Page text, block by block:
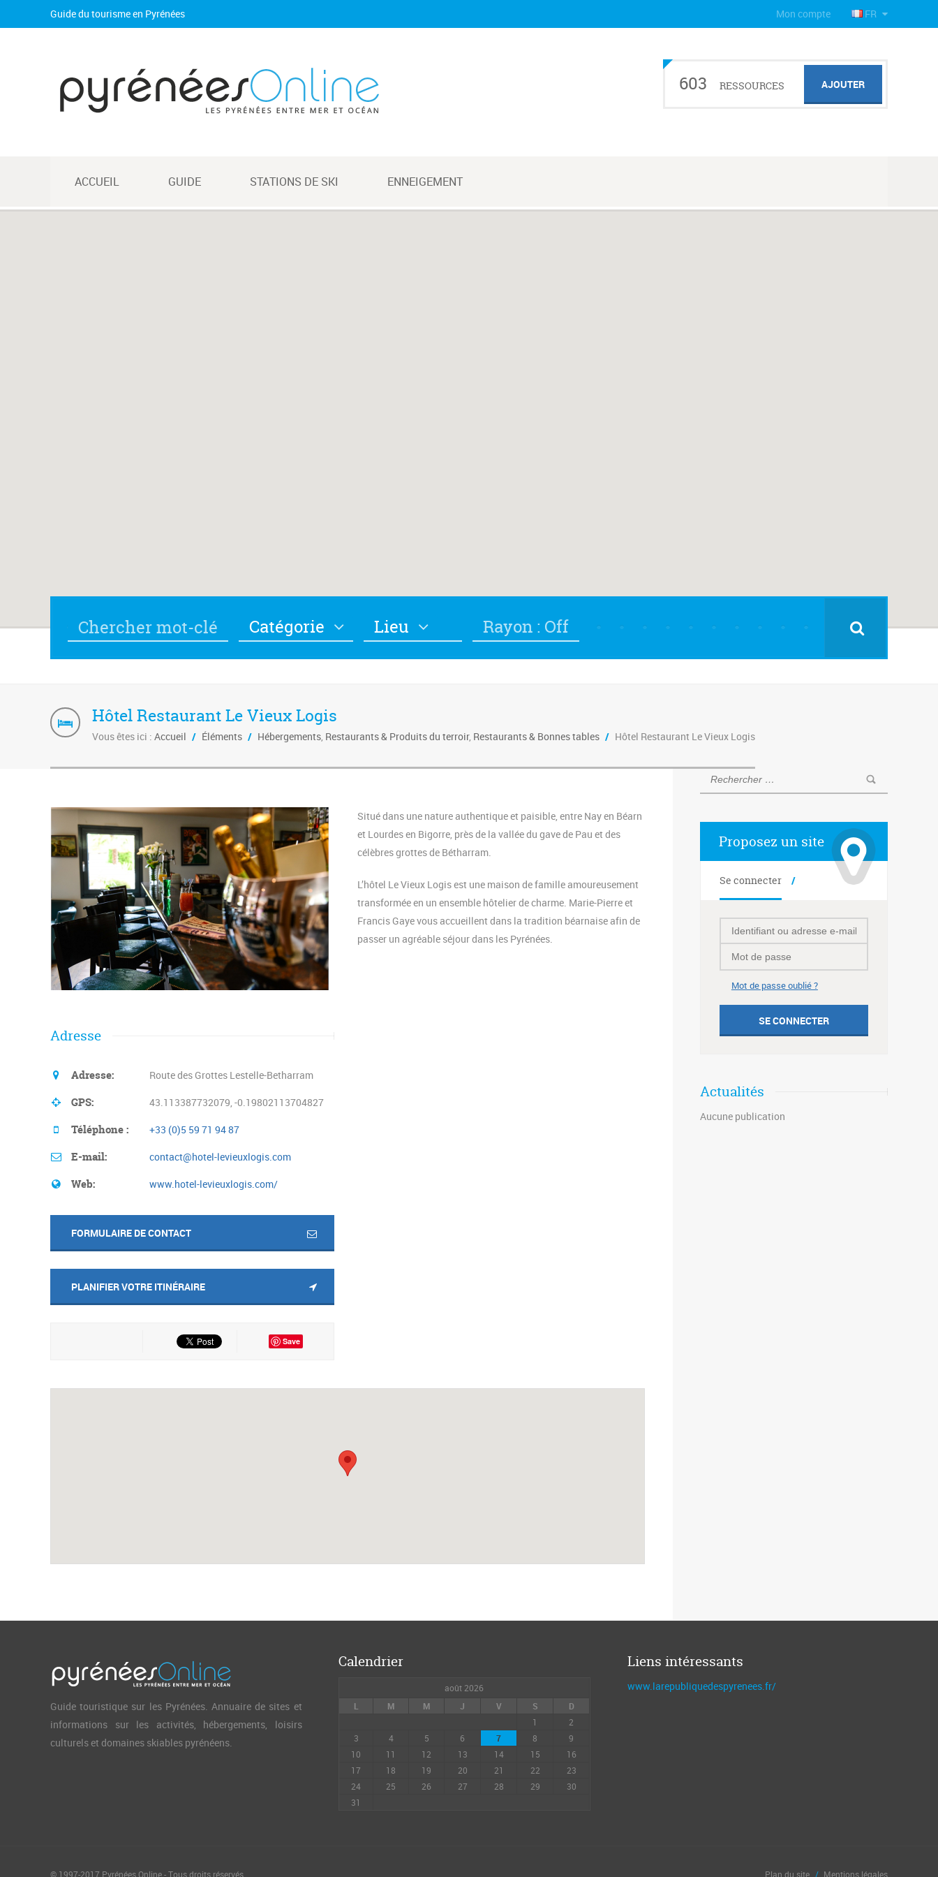
Guide du tourisme en Pyrénées FR
Mon compte
603 RESSOURCES AJOUTER
ACCUEIL GUIDE STATIONS DE SKI ENNEIGEMENT
Catégorie Lieu Rayon : Off
Hôtel Restaurant Le Vieux Logis
Vous êtes ici : Accueil / Éléments / Hébergements, Restaurants & Produits du terroir, Restaurants & Bonnes tables / Hôtel Restaurant Le Vieux Logis
Situé dans une nature authentique et paisible, entre Nay en Béarn
et Lourdes en Bigorre, près de la vallée du gave de Pau et des
célèbres grottes de Bétharram.
L’hôtel Le Vieux Logis est une maison de famille amoureusement
transformée en un ensemble hôtelier de charme. Marie-Pierre et
Francis Gaye vous accueillent dans la tradition béarnaise afin de
passer un agréable séjour dans les Pyrénées.
Adresse
Adresse: Route des Grottes Lestelle-Betharram
GPS: 43.113387732079, -0.19802113704827
Téléphone : +33 (0)5 59 71 94 87
E-mail: contact@hotel-levieuxlogis.com
Web: www.hotel-levieuxlogis.com/
FORMULAIRE DE CONTACT
PLANIFIER VOTRE ITINÉRAIRE
Save
Proposez un site
Se connecter
Mot de passe oublié ?
Actualités
Aucune publication
Guide touristique sur les Pyrénées. Annuaire de sites et
informations sur les activités, hébergements, loisirs
culturels et domaines skiables pyrénéens.
Calendrier
août 2026
L
M M J V S
D
1
2
3
4 5 6 7 8
9
10
11 12 13 14 15
16
17
18 19 20 21 22
23
24
25 26 27 28 29
30
31
Liens intéressants
www.larepubliquedespyrenees.fr/
Plan du site Mentions légales
© 1997-2017 Pyrénées Online - Tous droits réservés